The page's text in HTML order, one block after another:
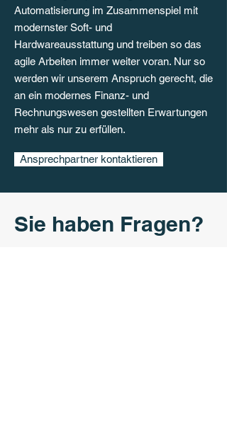
Automatisierung im Zusammenspiel mit
modernster Soft- und
Hardwareausstattung und treiben so das
agile Arbeiten immer weiter voran. Nur so
werden wir unserem Anspruch gerecht, die
an ein modernes Finanz- und
Rechnungswesen gestellten Erwartungen
mehr als nur zu erfüllen.
Ansprechpartner kontaktieren
Sie haben Fragen?